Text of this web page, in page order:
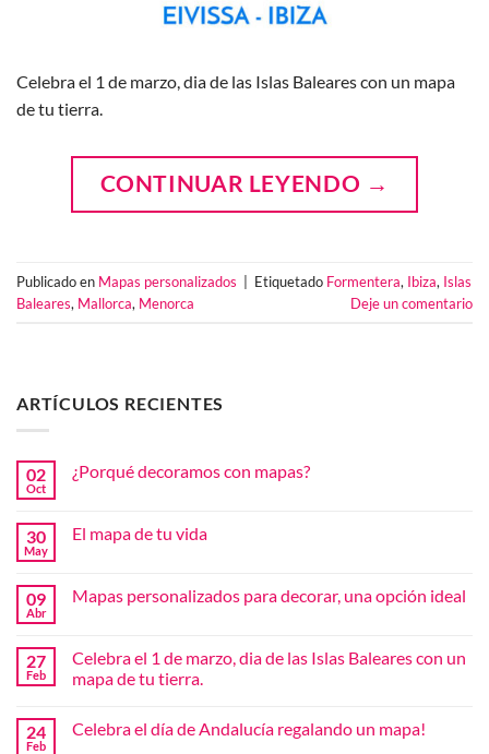
Celebra el 1 de marzo, dia de las Islas Baleares con un mapa
de tu tierra.
CONTINUAR LEYENDO →
Publicado en Mapas personalizados Etiquetado Formentera, Ibiza, Islas
Baleares, Mallorca, Menorca Deje un comentario
ARTÍCULOS RECIENTES
02
Oct
¿Porqué decoramos con mapas?
en
mapas?
30
May
El mapa de tu vida
en
tu
vida
09
Abr
Mapas personalizados para decorar, una opción ideal
en
Mapas
personalizados
una
27
Feb
Celebra el 1 de marzo, dia de las Islas Baleares con un
mapa de tu tierra.
comentarios
24
Feb
Celebra el día de Andalucía regalando un mapa!